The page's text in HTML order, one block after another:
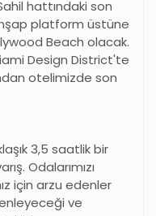
hattındaki son
platform üstüne
Beach olacak.
Design District'te
otelimizde son
3,5 saatlik bir
Odalarımızı
için arzu edenler
ve